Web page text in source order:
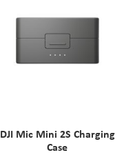
DJI Mic Mini 2S Charging
Case